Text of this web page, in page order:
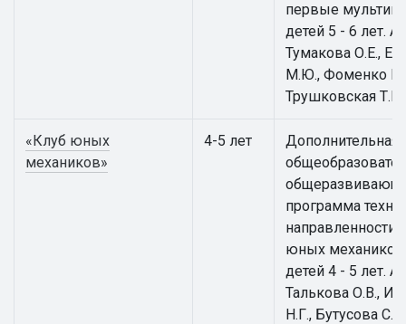
первые
детей 5 - 6 лет.
Тумакова О.Е.,
М.Ю., Фоменко
Трушковская Т.Е.
«Клуб юных
механиков»
4-5 лет
Дополнительная
программа
направленности
юных
детей 4 - 5 лет.
Талькова О.В.,
Н.Г., Бутусова С.Н.